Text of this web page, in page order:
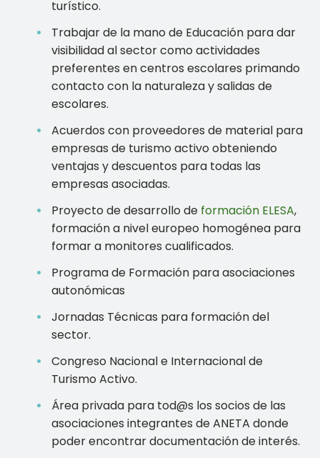
turístico.
Trabajar de la mano de Educación para dar
visibilidad al sector como actividades
preferentes en centros escolares primando
contacto con la naturaleza y salidas de
escolares.
Acuerdos con proveedores de material para
empresas de turismo activo obteniendo
ventajas y descuentos para todas las
empresas asociadas.
Proyecto de desarrollo de formación ELESA,
formación a nivel europeo homogénea para
formar a monitores cualificados.
Programa de Formación para asociaciones
autonómicas
Jornadas Técnicas para formación del
sector.
Congreso Nacional e Internacional de
Turismo Activo.
Área privada para tod@s los socios de las
asociaciones integrantes de ANETA donde
poder encontrar documentación de interés.